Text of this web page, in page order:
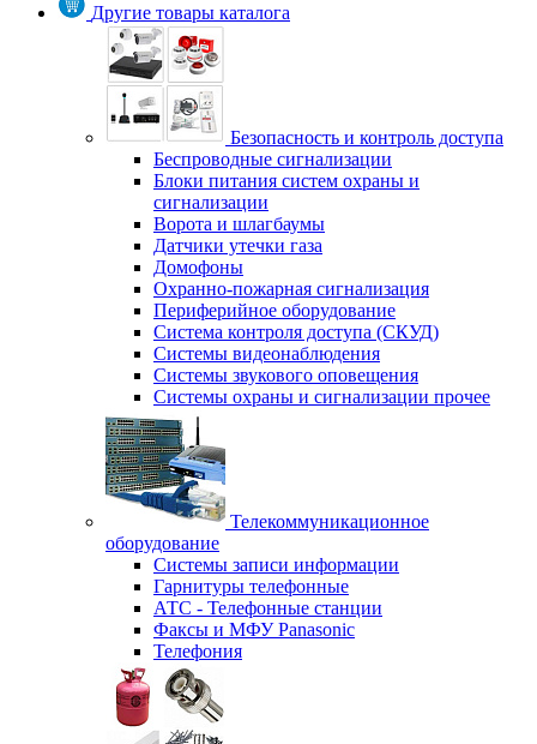
Другие товары каталога
Безопасность и контроль доступа
Беспроводные сигнализации
Блоки питания систем охраны и
сигнализации
Ворота и шлагбаумы
Датчики утечки газа
Домофоны
Охранно-пожарная сигнализация
Периферийное оборудование
Система контроля доступа (СКУД)
Системы видеонаблюдения
Системы звукового оповещения
Системы охраны и сигнализации прочее
Телекоммуникационное
оборудование
Системы записи информации
Гарнитуры телефонные
АТС - Телефонные станции
Факсы и МФУ Panasonic
Телефония